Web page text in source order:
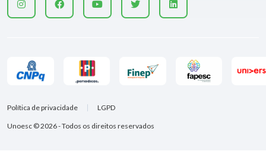
Unoesc © 2026 - Todos os direitos reservados
Política de privacidade LGPD